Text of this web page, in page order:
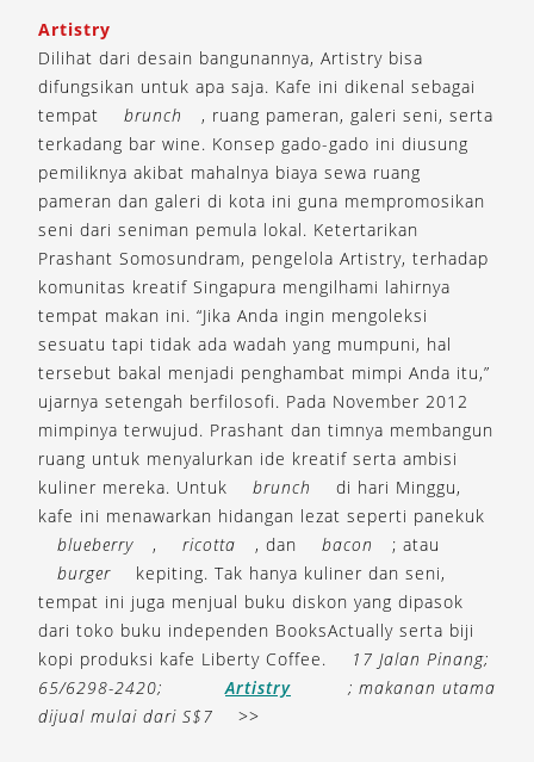
Artistry
Dilihat dari desain bangunannya, Artistry bisa
difungsikan untuk apa saja. Kafe ini dikenal sebagai
tempat
brunch
, ruang pameran, galeri seni, serta
terkadang bar wine. Konsep gado-gado ini diusung
pemiliknya akibat mahalnya biaya sewa ruang
pameran dan galeri di kota ini guna mempromosikan
seni dari seniman pemula lokal. Ketertarikan
Prashant Somosundram, pengelola Artistry, terhadap
komunitas kreatif Singapura mengilhami lahirnya
tempat makan ini. “Jika Anda ingin mengoleksi
sesuatu tapi tidak ada wadah yang mumpuni, hal
tersebut bakal menjadi penghambat mimpi Anda itu,”
ujarnya setengah berfilosofi. Pada November 2012
mimpinya terwujud. Prashant dan timnya membangun
ruang untuk menyalurkan ide kreatif serta ambisi
kuliner mereka. Untuk
brunch
di hari Minggu,
kafe ini menawarkan hidangan lezat seperti panekuk
blueberry
, ricotta , dan bacon
; atau
burger
kepiting. Tak hanya kuliner dan seni,
tempat ini juga menjual buku diskon yang dipasok
dari toko buku independen BooksActually serta biji
kopi produksi kafe Liberty Coffee.
17 Jalan Pinang;
65/6298-2420;
Artistry
; makanan utama
dijual mulai dari S$7
>>